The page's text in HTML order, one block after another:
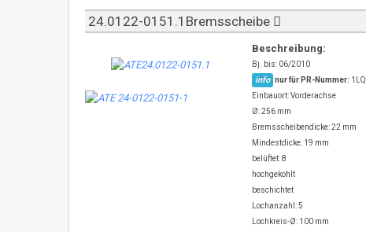
24.0122-0151.1Bremsscheibe
Beschreibung:
Bj. bis: 06/2010
info nur für PR-Nummer: 1LQ
Einbauort: Vorderachse
Ø: 256 mm
Bremsscheibendicke: 22 mm
Mindestdicke: 19 mm
belüftet: 8
hochgekohlt
beschichtet
Lochanzahl: 5
Lochkreis-Ø: 100 mm